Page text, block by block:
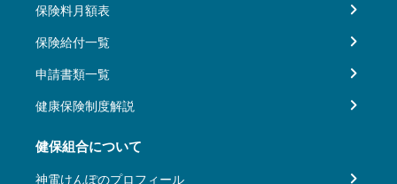
保険料月額表
保険給付一覧
申請書類一覧
健康保険制度解説
健保組合について
神電けんぽのプロフィール